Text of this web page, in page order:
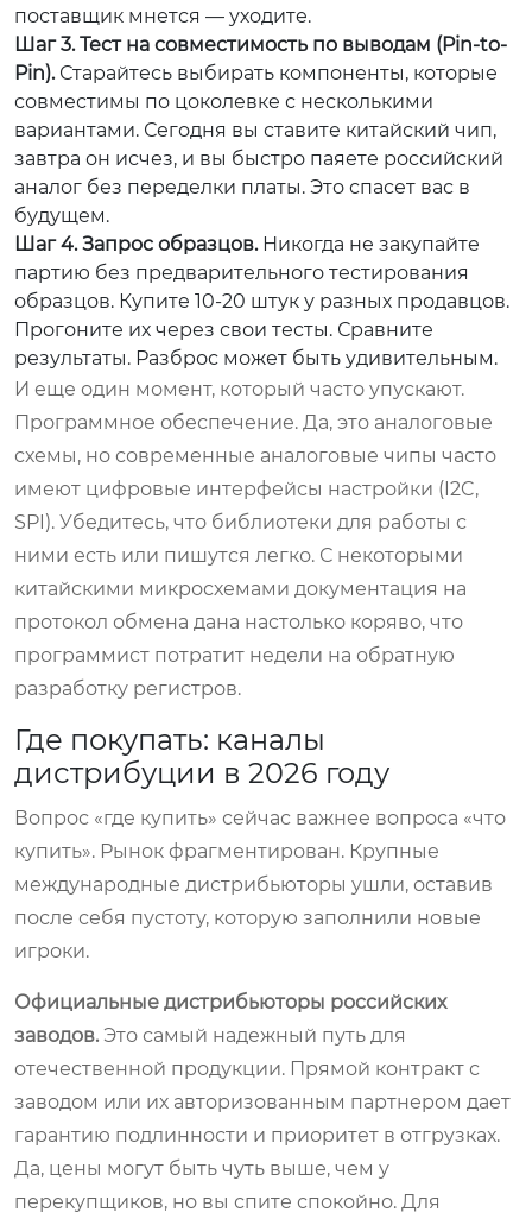
поставщик мнется — уходите.
Шаг 3. Тест на совместимость по выводам (Pin-to-
Pin).Старайтесь выбирать компоненты, которые
совместимы по цоколевке с несколькими
вариантами. Сегодня вы ставите китайский чип,
завтра он исчез, и вы быстро паяете российский
аналог без переделки платы. Это спасет вас в
будущем.
Шаг 4. Запрос образцов.Никогда не закупайте
партию без предварительного тестирования
образцов. Купите 10-20 штук у разных продавцов.
Прогоните их через свои тесты. Сравните
результаты. Разброс может быть удивительным.
И еще один момент, который часто упускают.
Программное обеспечение. Да, это аналоговые
схемы, но современные аналоговые чипы часто
имеют цифровые интерфейсы настройки (I2C,
SPI). Убедитесь, что библиотеки для работы с
ними есть или пишутся легко. С некоторыми
китайскими микросхемами документация на
протокол обмена дана настолько коряво, что
программист потратит недели на обратную
разработку регистров.
Где покупать: каналы
дистрибуции в 2026 году
Вопрос «где купить» сейчас важнее вопроса «что
купить». Рынок фрагментирован. Крупные
международные дистрибьюторы ушли, оставив
после себя пустоту, которую заполнили новые
игроки.
Официальные дистрибьюторы российских
заводов. Это самый надежный путь для
отечественной продукции. Прямой контракт с
заводом или их авторизованным партнером дает
гарантию подлинности и приоритет в отгрузках.
Да, цены могут быть чуть выше, чем у
перекупщиков, но вы спите спокойно. Для